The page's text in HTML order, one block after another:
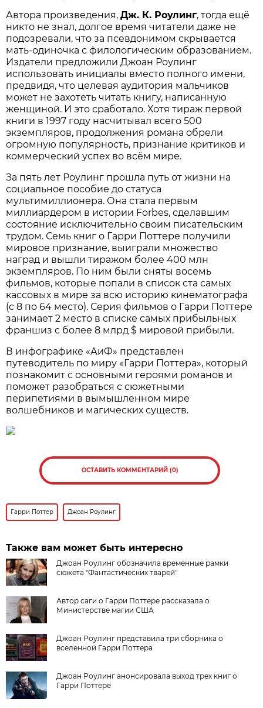
Автора произведения,Дж. К. Роулинг, тогда ещё
никто не знал, долгое время читатели даже не
подозревали, что за псевдонимом скрывается
мать-одиночка с филологическим образованием.
Издатели предложили Джоан Роулинг
использовать инициалы вместо полного имени,
предвидя, что целевая аудитория мальчиков
может не захотеть читать книгу, написанную
женщиной. И это сработало. Хотя тираж первой
книги в 1997 году насчитывал всего 500
экземпляров, продолжения романа обрели
огромную популярность, признание критиков и
коммерческий успех во всём мире.
За пять лет Роулинг прошла путь от жизни на
социальное пособие до статуса
мультимиллионера. Она стала первым
миллиардером в истории Forbes, сделавшим
состояние исключительно своим писательским
трудом. Семь книг о Гарри Поттере получили
мировое признание, выиграли множество
наград и вышли тиражом более 400 млн
экземпляров. По ним были сняты восемь
фильмов, которые попали в список ста самых
кассовых в мире за всю историю кинематографа
(с 8 по 64 место). Серия фильмов о Гарри Поттере
занимает 2 место в списке самых прибыльных
франшиз с более 8 млрд $ мировой прибыли.
В инфографике «АиФ» представлен
путеводитель по миру «Гарри Поттера», который
познакомит с основными героями романов и
поможет разобраться с сюжетными
перипетиями в вымышленном мире
волшебников и магических существ.
ОСТАВИТЬ КОММЕНТАРИЙ (0)
Гарри Поттер Джоан Роулинг
Также вам может быть интересно
Джоан Роулинг обозначила временные рамки
сюжета "Фантастических тварей"
Автор саги о Гарри Поттере рассказала о
Министерстве магии США
Джоан Роулинг представила три сборника о
вселенной Гарри Поттера
Джоан Роулинг анонсировала выход трех книг о
Гарри Поттере